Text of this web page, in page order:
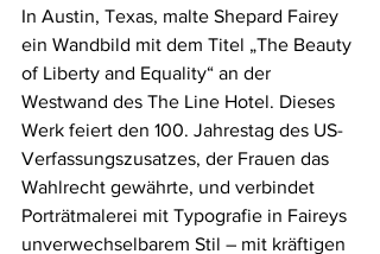
In Austin, Texas, malte Shepard Fairey
ein Wandbild mit dem Titel „The Beauty
of Liberty and Equality“ an der
Westwand des The Line Hotel. Dieses
Werk feiert den 100. Jahrestag des US-
Verfassungszusatzes, der Frauen das
Wahlrecht gewährte, und verbindet
Porträtmalerei mit Typografie in Faireys
unverwechselbarem Stil – mit kräftigen